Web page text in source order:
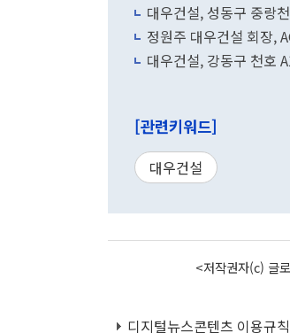
대우건설, 성동구 중랑
정원주 대우건설 회장,
대우건설, 강동구 천호
[관련키워드]
대우건설
<저작권자(c) 글
디지털뉴스콘텐츠 이용규